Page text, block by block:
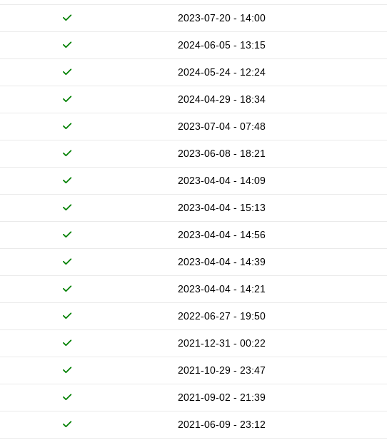
2023-07-20 - 14:00
2024-06-05 - 13:15
2024-05-24 - 12:24
2024-04-29 - 18:34
2023-07-04 - 07:48
2023-06-08 - 18:21
2023-04-04 - 14:09
2023-04-04 - 15:13
2023-04-04 - 14:56
2023-04-04 - 14:39
2023-04-04 - 14:21
2022-06-27 - 19:50
2021-12-31 - 00:22
2021-10-29 - 23:47
2021-09-02 - 21:39
2021-06-09 - 23:12